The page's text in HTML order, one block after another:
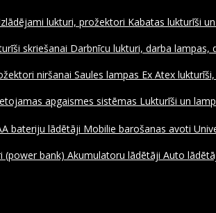
lukturi, prožektori Kabatas lukturīši
skriešanai Darbnīcu lukturi, darba lampas,
niršanai Saules lampas Ex Atex
apgaismes sistēmas Lukturīši un
bateriju lādētāji Mobilie barošanas avoti
(power bank) Akumulatoru lādētāji Auto